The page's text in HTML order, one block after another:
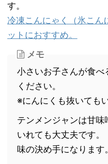
す。
冷凍こんにゃく（氷こん
ットにおすすめ。
メモ
小さいお子さんが食べ
ください。
※にんにくも抜いても
テンメンジャンは甘
いれても大丈夫です。
味の決め手になります。